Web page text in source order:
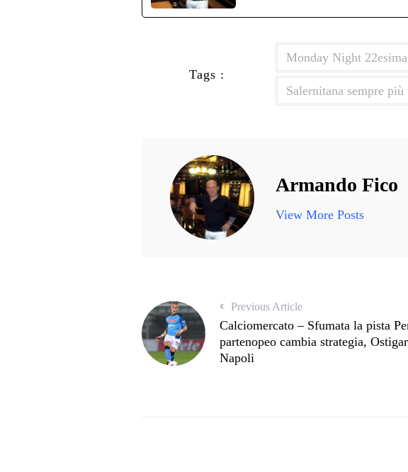
Tags :
Monday Night
Salernitana sempre
Armando Fico
View More Posts
Previous Article
Calciomercato – Sfumata la pista
partenopeo cambia strategia,
Napoli